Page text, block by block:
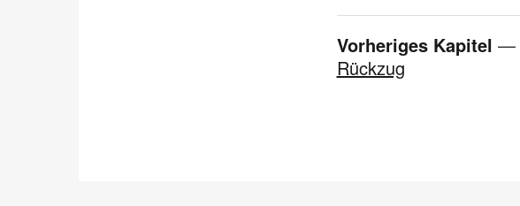
Vorheriges Kapitel —
Rückzug